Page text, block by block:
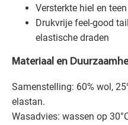
Versterkte hiel en teen
Drukvrije feel-good
elastische draden
Materiaal en
Samenstelling: 60% wol,
elastan.
Wasadvies: wassen op